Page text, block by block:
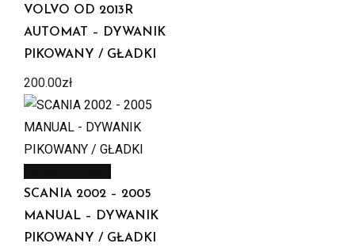
VOLVO OD 2013R
AUTOMAT – DYWANIK
PIKOWANY / GŁADKI
200.00zł
SCANIA 2002 – 2005
MANUAL – DYWANIK
PIKOWANY / GŁADKI